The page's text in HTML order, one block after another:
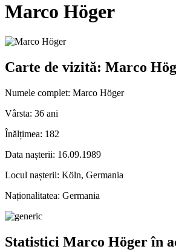
Marco Höger
Carte de vizită: Marco
Numele complet: Marco Höger
Vârsta: 36 ani
Înălțimea: 182
Data nașterii: 16.09.1989
Locul nașterii: Köln, Germania
Naționalitatea: Germania
Statistici Marco Höger în